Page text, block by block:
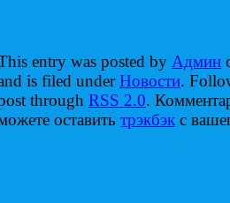
entry was posted by Админ
is filed underНовости.
through RSS 2.0.
оставить трэкбэк с